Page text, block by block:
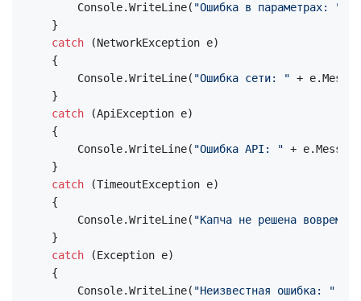
    Console.WriteLine(
"Ошибка в параметрах: "
catch (NetworkException e)
{
    Console.WriteLine(
"Ошибка сети: " +
catch (ApiException e)
{
    Console.WriteLine(
"Ошибка API: " +
catch (TimeoutException e)
{
    Console.WriteLine(
"Капча не решена
catch (Exception e)
{
    Console.WriteLine(
"Неизвестная ошибка: "